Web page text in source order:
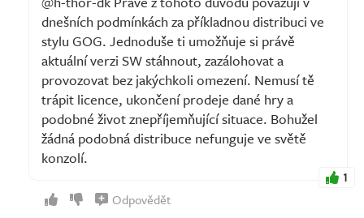
dnešních podmínkách za příkladnou distribuci ve
stylu GOG. Jednoduše ti umožňuje si právě
aktuální verzi SW stáhnout, zazálohovat a
provozovat bez jakýchkoli omezení. Nemusí tě
trápit licence, ukončení prodeje dané hry a
podobné život znepříjemňující situace. Bohužel
žádná podobná distribuce nefunguje ve světě
konzolí.
1
Odpovědět